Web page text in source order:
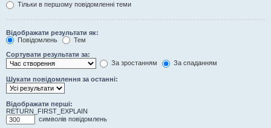
Тільки в першому повідомленні теми
Відображати результати як:
Повідомлень
Тем
Сортувати результати за:
За зростанням
За спаданням
Шукати повідомлення за останні:
Відображати перші:
RETURN_FIRST_EXPLAIN
символів повідомлень